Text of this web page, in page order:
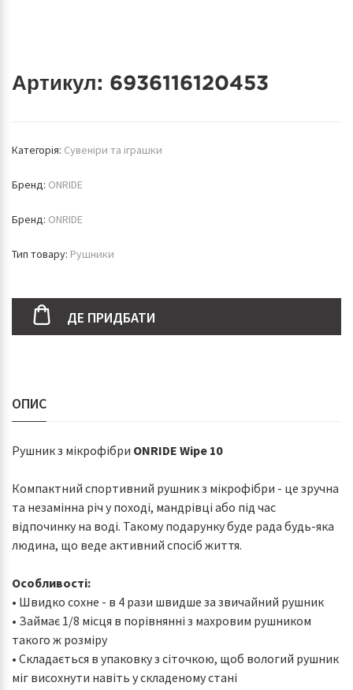
Артикул: 6936116120453
Категорія: Сувеніри та іграшки
Бренд: ONRIDE
Бренд: ONRIDE
Тип товару: Рушники
ДЕ ПРИДБАТИ
ОПИС
Рушник з мікрофібри ONRIDE Wipe 10
Компактний спортивний рушник з мікрофібри - це зручна
та незамінна річ у поході, мандрівці або під час
відпочинку на воді. Такому подарунку буде рада будь-яка
людина, що веде активний спосіб життя.
Особливості:
• Швидко сохне - в 4 рази швидше за звичайний рушник
• Займає 1/8 місця в порівнянні з махровим рушником
такого ж розміру
• Складається в упаковку з сіточкою, щоб вологий рушник
міг висохнути навіть у складеному стані